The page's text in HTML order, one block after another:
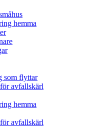
hemma
som flyttar
avfallskärl
hemma
avfallskärl